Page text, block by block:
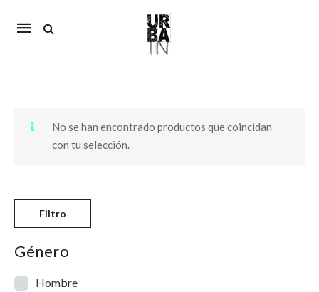
Mobile
No se han encontrado productos que coincidan
con tu selección.
Filtro
Género
Hombre